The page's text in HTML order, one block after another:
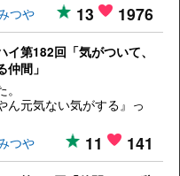
つや 13 1976
イ第182回「気がついて、
仲間」
ん元気ない気がする』っ
つや 11 141